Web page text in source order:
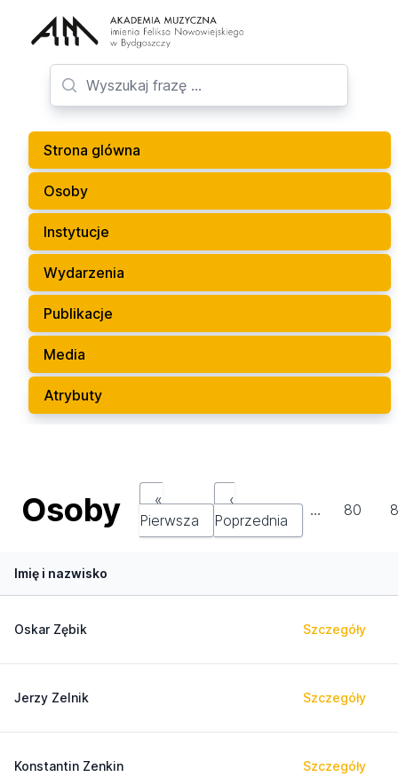
Strona glówna
Osoby
Instytucje
Wydarzenia
Publikacje
Media
Atrybuty
Osoby
«
Pierwsza
‹
Poprzednia
… 80
Imię i nazwisko
Oskar Zębik Szczegóły
Jerzy Zelnik Szczegóły
Konstantin Zenkin Szczegóły